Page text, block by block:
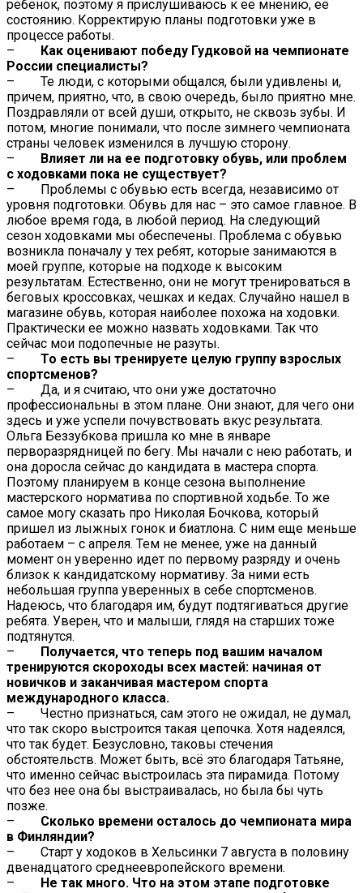
ребенок, поэтому я прислушиваюсь к ее мнению, ее
состоянию. Корректирую планы подготовки уже в
процессе работы.
–
Как оценивают победу Гудковой на чемпионате
России специалисты?
– Те люди, с которыми общался, были удивлены и,
причем, приятно, что, в свою очередь, было приятно мне.
Поздравляли от всей души, открыто, не сквозь зубы. И
потом, многие понимали, что после зимнего чемпионата
страны человек изменился в лучшую сторону.
–
Влияет ли на ее подготовку обувь, или проблем
с ходовками пока не существует?
– Проблемы с обувью есть всегда, независимо от
уровня подготовки. Обувь для нас – это самое главное. В
любое время года, в любой период. На следующий
сезон ходовками мы обеспечены. Проблема с обувью
возникла поначалу у тех ребят, которые занимаются в
моей группе, которые на подходе к высоким
результатам. Естественно, они не могут тренироваться в
беговых кроссовках, чешках и кедах. Случайно нашел в
магазине обувь, которая наиболее похожа на ходовки.
Практически ее можно назвать ходовками. Так что
сейчас мои подопечные не разуты.
– То есть вы тренируете целую группу взрослых
спортсменов?
– Да, и я считаю, что они уже достаточно
профессиональны в этом плане. Они знают, для чего они
здесь и уже успели почувствовать вкус результата.
Ольга Беззубкова пришла ко мне в январе
перворазрядницей по бегу. Мы начали с нею работать, и
она доросла сейчас до кандидата в мастера спорта.
Поэтому планируем в конце сезона выполнение
мастерского норматива по спортивной ходьбе. То же
самое могу сказать про Николая Бочкова, который
пришел из лыжных гонок и биатлона. С ним еще меньше
работаем – с апреля. Тем не менее, уже на данный
момент он уверенно идет по первому разряду и очень
близок к кандидатскому нормативу. За ними есть
небольшая группа уверенных в себе спортсменов.
Надеюсь, что благодаря им, будут подтягиваться другие
ребята. Уверен, что и малыши, глядя на старших тоже
подтянутся.
–
Получается, что теперь под вашим началом
тренируются скороходы всех мастей: начиная от
новичков и заканчивая мастером спорта
международного класса.
– Честно признаться, сам этого не ожидал, не думал,
что так скоро выстроится такая цепочка. Хотя надеялся,
что так будет. Безусловно, таковы стечения
обстоятельств. Может быть, всё это благодаря Татьяне,
что именно сейчас выстроилась эта пирамида. Потому
что без нее она бы выстраивалась, но была бы чуть
позже.
– Сколько времени осталось до чемпионата мира
в Финляндии?
– Старт у ходоков в Хельсинки 7 августа в половину
двенадцатого среднеевропейского времени.
–
Не так много. Что на этом этапе подготовке